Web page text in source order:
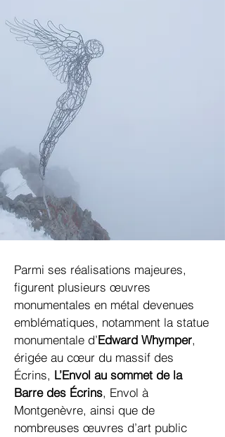
Parmi ses réalisations majeures,
figurent plusieurs œuvres
monumentales en métal devenues
emblématiques, notamment la statue
monumentale d’Edward Whymper,
érigée au cœur du massif des
Écrins, L’Envol au sommet de la
Barre des Écrins, Envol à
Montgenèvre, ainsi que de
nombreuses œuvres d’art public